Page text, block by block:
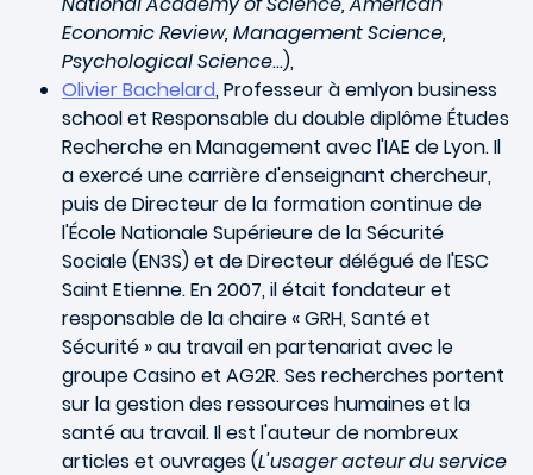
Economic Review, Management Science,
Psychological Science…),
Olivier Bachelard, Professeur à emlyon business
school et Responsable du double diplôme Études
Recherche en Management avec l'IAE de Lyon. Il
a exercé une carrière d'enseignant chercheur,
puis de Directeur de la formation continue de
l'École Nationale Supérieure de la Sécurité
Sociale (EN3S) et de Directeur délégué de l'ESC
Saint Etienne. En 2007, il était fondateur et
responsable de la chaire « GRH, Santé et
Sécurité » au travail en partenariat avec le
groupe Casino et AG2R. Ses recherches portent
sur la gestion des ressources humaines et la
santé au travail. Il est l'auteur de nombreux
articles et ouvrages (L'usager acteur du service